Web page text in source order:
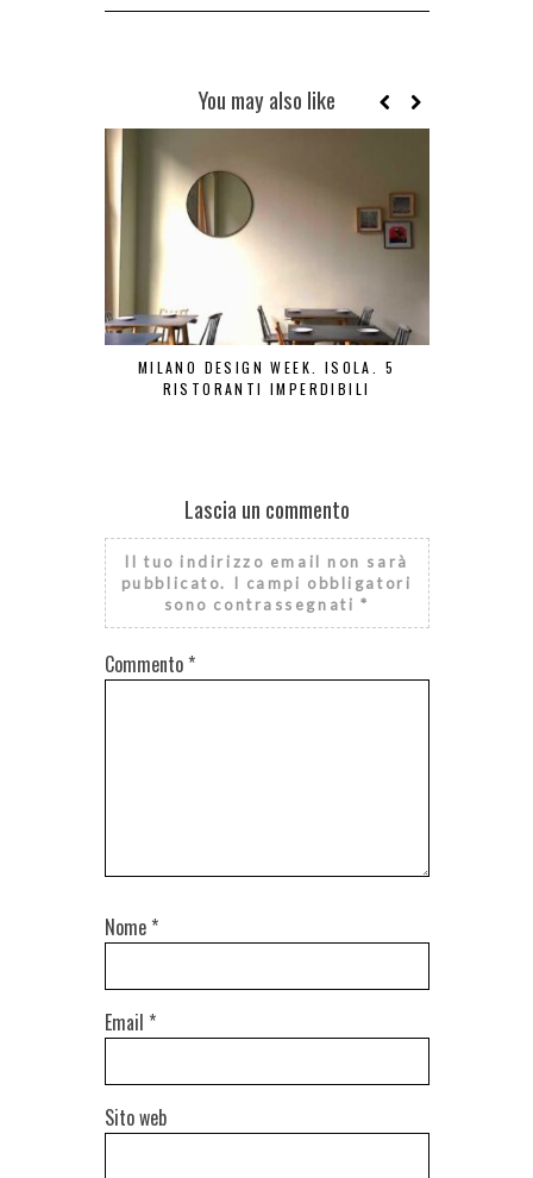
You may also like
MILANO DESIGN WEEK. ISOLA. 5
RISTORANTI IMPERDIBILI
Lascia un commento
Il tuo indirizzo email non sarà
pubblicato.
I campi obbligatori
sono contrassegnati *
Commento *
Nome *
Email *
Sito web